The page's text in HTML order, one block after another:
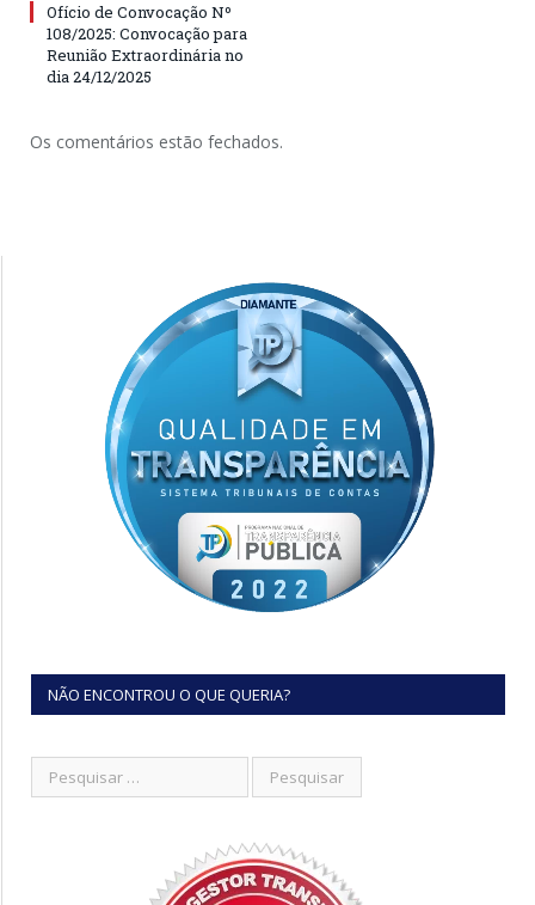
Ofício de Convocação Nº
108/2025: Convocação para
Reunião Extraordinária no
dia 24/12/2025
Os comentários estão fechados.
NÃO ENCONTROU O QUE QUERIA?